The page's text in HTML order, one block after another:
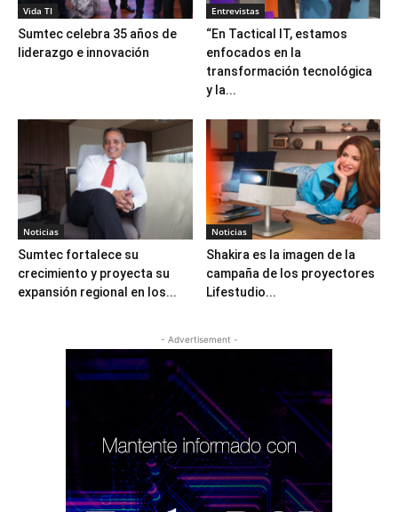
Vida TI
Sumtec celebra 35 años de
liderazgo e innovación
Entrevistas
“En Tactical IT, estamos
enfocados en la
transformación tecnológica
y la...
Noticias
Sumtec fortalece su
crecimiento y proyecta su
expansión regional en los...
Noticias
Shakira es la imagen de la
campaña de los proyectores
Lifestudio...
- Advertisement -